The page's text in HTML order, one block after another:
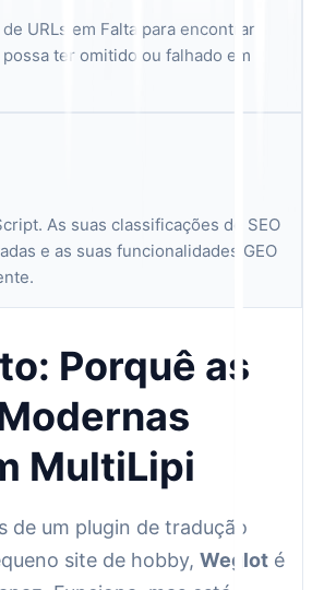
URLs em Falta para encontrar
ter omitido ou falhado em
As suas classificações de SEO
e as suas funcionalidades GEO
Porquê as
MultiLipi
de um plugin de tradução
site de hobby, Weglot é